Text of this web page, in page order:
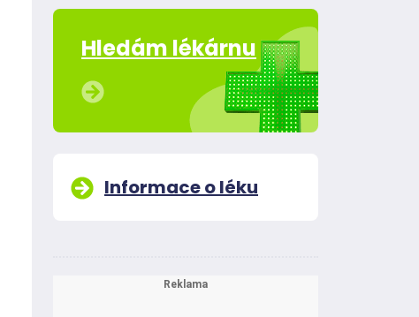
Hledám lékárnu
Informace o léku